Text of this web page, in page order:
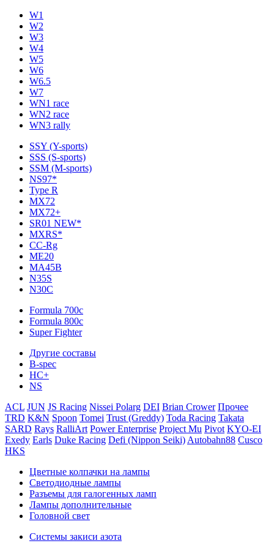
W1
W2
W3
W4
W5
W6
W6.5
W7
WN1 race
WN2 race
WN3 rally
SSY (Y-sports)
SSS (S-sports)
SSM (M-sports)
NS97*
Type R
MX72
MX72+
SR01 NEW*
MXRS*
CC-Rg
ME20
MA45B
N35S
N30C
Formula 700c
Formula 800c
Super Fighter
Другие составы
B-spec
HC+
NS
ACL JUN JS Racing Nissei Polarg DEI Brian Crower Прочее
TRD K&N Spoon Tomei Trust (Greddy) Toda Racing Takata
SARD Rays RalliArt Power Enterprise Project Mu Pivot KYO-EI
Exedy Earls Duke Racing Defi (Nippon Seiki) Autobahn88 Cusco
HKS
Цветные колпачки на лампы
Светодиодные лампы
Разъемы для галогенных ламп
Лампы дополнительные
Головной свет
Системы закиси азота